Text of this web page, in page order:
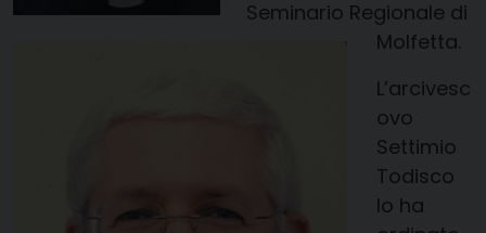
Seminario Regionale di
Molfetta.
L’arcivesc
ovo
Settimio
Todisco
lo ha